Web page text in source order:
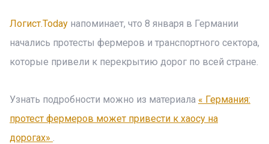
Логист.Today напоминает, что 8 января в Германии
начались протесты фермеров и транспортного сектора,
которые привели к перекрытию дорог по всей стране.
Узнать подробности можно из материала « Германия:
протест фермеров может привести к хаосу на
дорогах» .